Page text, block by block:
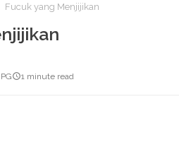
Fucuk yang Menjijikan
1 minute read